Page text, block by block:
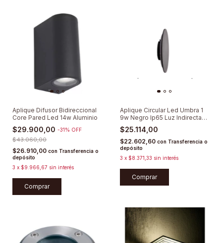
Aplique Difusor Bidireccional
Core Pared Led 14w Aluminio
$29.900,00 -31% OFF
$43.060,00
$26.910,00 con Transferencia o
depósito
3 x $9.966,67 sin interés
Comprar
Aplique Circular Led Umbra 1
9w Negro Ip65 Luz Indirecta
Tritono
$25.114,00
$22.602,60 con Transferencia o
depósito
3 x $8.371,33 sin interés